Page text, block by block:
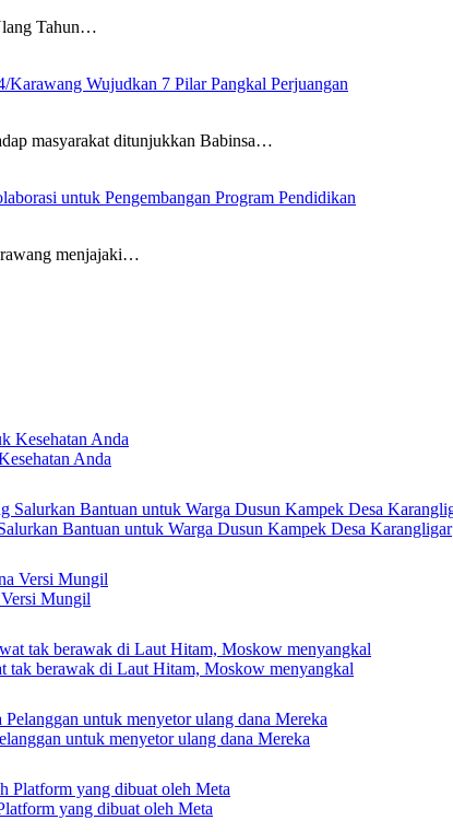
Tahun…
Wujudkan 7 Pilar Pangkal Perjuangan
masyarakat ditunjukkan Babinsa…
untuk Pengembangan Program Pendidikan
menjajaki…
Anda
Bantuan untuk Warga Dusun Kampek Desa Karangligar
Mungil
tak berawak di Laut Hitam, Moskow menyangkal
untuk menyetor ulang dana Mereka
yang dibuat oleh Meta